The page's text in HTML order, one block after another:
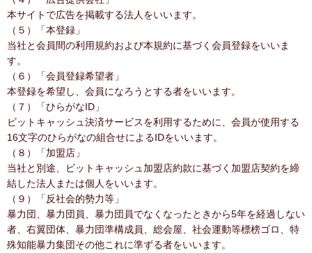
本サイトで広告を掲載する法人をいいます。
（５）「本登録」
当社と会員間の利用規約および本規約に基づく会員登録をいいま
す。
（６）「会員登録希望者」
本登録を希望し、会員になろうとする者をいいます。
（７）「ひらがなID」
ビットキャッシュ決済サービスを利用するために、会員が使用する
16文字のひらがなの組合せによるIDをいいます。
（８）「加盟店」
当社と別途、ビットキャッシュ加盟店約款に基づく加盟店契約を締
結した法人または個人をいいます。
（９）「反社会的勢力等」
暴力団、暴力団員、暴力団員でなくなったときから5年を経過しない
者、右翼団体、暴力団準構成員、総会屋、社会運動等標榜ゴロ、特
殊知能暴力集団その他これに準ずる者をいいます。